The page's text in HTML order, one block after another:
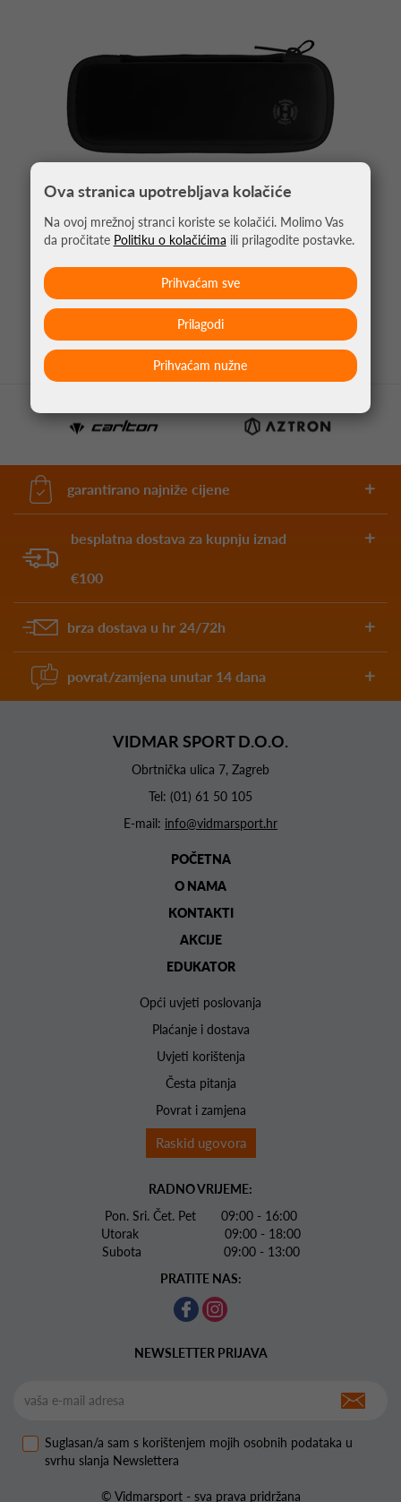
PIKADO TORBICA BLAZE CRNA
13,95 €
garantirano najniže cijene
besplatna dostava za kupnju iznad
€100
brza dostava u hr 24/72h
povrat/zamjena unutar 14 dana
VIDMAR SPORT D.O.O.
Obrtnička ulica 7, Zagreb
Tel: (01) 61 50 105
E-mail: info@vidmarsport.hr
POČETNA
O NAMA
KONTAKTI
AKCIJE
EDUKATOR
Opći uvjeti poslovanja
Plaćanje i dostava
Uvjeti korištenja
Česta pitanja
Povrat i zamjena
Raskid ugovora
RADNO VRIJEME:
Pon. Sri. Čet. Pet 09:00 - 16:00
Utorak 09:00 - 18:00
Subota 09:00 - 13:00
PRATITE NAS:
NEWSLETTER PRIJAVA
Suglasan/a sam s korištenjem mojih osobnih podataka u
svrhu slanja Newslettera
© Vidmarsport - sva prava pridržana
Ova stranica upotrebljava kolačiće
Na ovoj mrežnoj stranci koriste se kolačići. Molimo Vas
da pročitate Politiku o kolačićima ili prilagodite postavke.
Prihvaćam nužne
Prilagodi
Prihvaćam sve